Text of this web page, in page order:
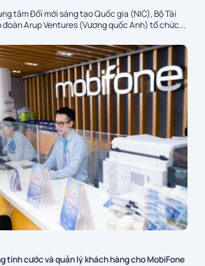
tâm Đổi mới sáng tạo Quốc gia (NIC), Bộ Tài
Arup Ventures (Vương quốc Anh) tổ chức...
tính cước và quản lý khách hàng cho MobiFone